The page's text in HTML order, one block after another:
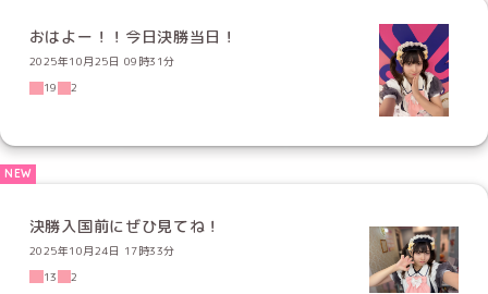
おはよー！！今日決勝当日！
2025年10月25日 09時31分
19
2
決勝入国前にぜひ見てね！
2025年10月24日 17時33分
13
2